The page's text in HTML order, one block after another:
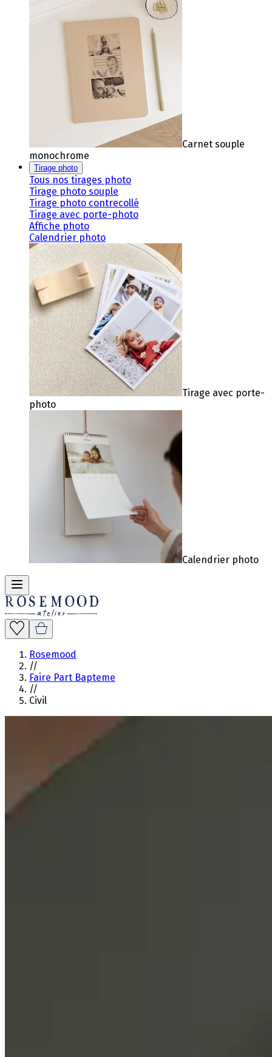
Carnet souple
monochrome
Tirage photo
Tous nos tirages photo
Tirage photo souple
Tirage photo contrecollé
Tirage avec porte-photo
Affiche photo
Calendrier photo
Tirage avec porte-
photo
Calendrier photo
Rosemood
//
Faire Part Bapteme
//
Civil